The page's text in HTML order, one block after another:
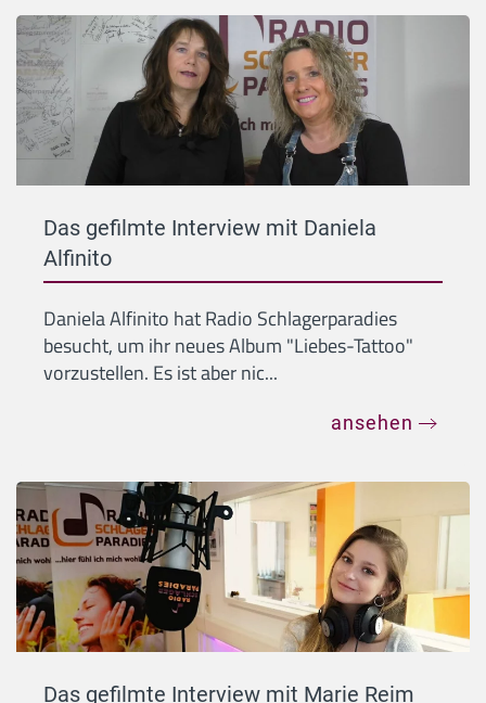
Das gefilmte Interview mit Daniela
Alfinito
Daniela Alfinito hat Radio Schlagerparadies
besucht, um ihr neues Album "Liebes-Tattoo"
vorzustellen. Es ist aber nic...
ansehen
Das gefilmte Interview mit Marie Reim